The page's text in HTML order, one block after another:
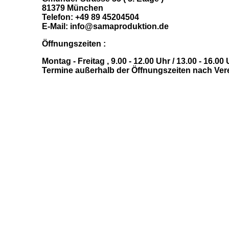
81379 München
Telefon: +49 89 45204504
E-Mail: info@samaproduktion.de
Öffnungszeiten :
Montag - Freitag , 9.00 - 12.00 Uhr / 13.00 - 16.00
Termine außerhalb der Öffnungszeiten nach